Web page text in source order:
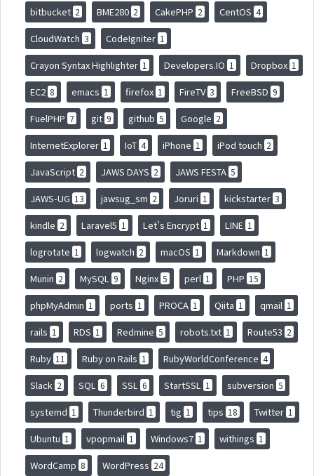
bitbucket 2 BME280 2 CakePHP 2 CentOS 4
CloudWatch 3 CodeIgniter 1
Crayon Syntax Highlighter 1 Developers.IO 1 Dropbox 1
EC2 8 emacs 1 firefox 1 FireTV 3 FreeBSD 9
FuelPHP 7 git 9 github 5 Google 2
InternetExplorer 1 IoT 4 iPhone 1 iPod touch 2
JavaScript 2 JAWS DAYS 2 JAWS FESTA 5
JAWS-UG 13 jawsug_sm 2 Joruri 1 kickstarter 3
kindle 2 Laravel5 1 Let's Encrypt 1 LINE 1
logrotate 1 logwatch 2 macOS 1 Markdown 1
Munin 2 MySQL 9 Nginx 5 perl 1 PHP 15
phpMyAdmin 1 ports 1 PROCA 1 Qiita 1 qmail 1
rails 1 RDS 1 Redmine 5 robots.txt 1 Route53 2
Ruby 11 Ruby on Rails 1 RubyWorldConference 4
Slack 2 SQL 6 SSL 6 StartSSL 1 subversion 5
systemd 1 Thunderbird 1 tig 1 tips 18 Twitter 1
Ubuntu 1 vpopmail 1 Windows7 1 withings 1
WordCamp 8 WordPress 24